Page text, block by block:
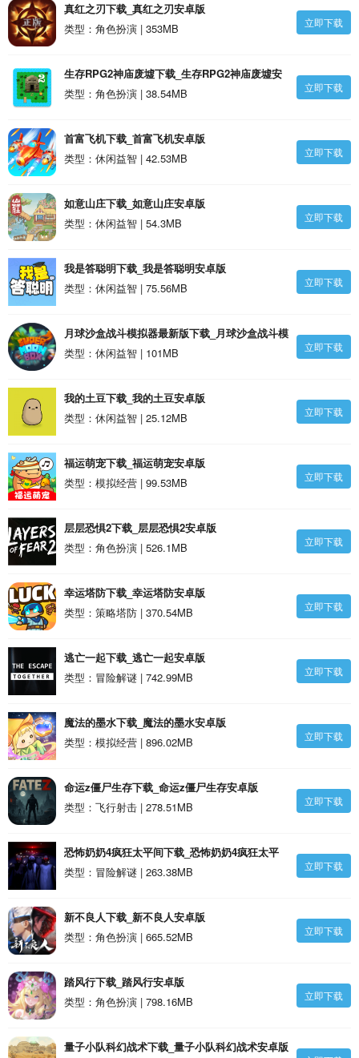
真红之刃下载_真红之刃安卓版
类型：角色扮演 | 353MB
立即下载
生存RPG2神庙废墟下载_生存RPG2神庙废墟安
卓版
类型：角色扮演 | 38.54MB 立即下载
首富飞机下载_首富飞机安卓版
类型：休闲益智 | 42.53MB
立即下载
如意山庄下载_如意山庄安卓版
类型：休闲益智 | 54.3MB
立即下载
我是答聪明下载_我是答聪明安卓版
类型：休闲益智 | 75.56MB
立即下载
月球沙盒战斗模拟器最新版下载_月球沙盒战斗模
拟器最新版安卓版
类型：休闲益智 | 101MB 立即下载
我的土豆下载_我的土豆安卓版
类型：休闲益智 | 25.12MB
立即下载
福运萌宠下载_福运萌宠安卓版
类型：模拟经营 | 99.53MB
立即下载
层层恐惧2下载_层层恐惧2安卓版
类型：角色扮演 | 526.1MB
立即下载
幸运塔防下载_幸运塔防安卓版
类型：策略塔防 | 370.54MB
立即下载
逃亡一起下载_逃亡一起安卓版
类型：冒险解谜 | 742.99MB
立即下载
魔法的墨水下载_魔法的墨水安卓版
类型：模拟经营 | 896.02MB
立即下载
命运z僵尸生存下载_命运z僵尸生存安卓版
类型：飞行射击 | 278.51MB
立即下载
恐怖奶奶4疯狂太平间下载_恐怖奶奶4疯狂太平
间安卓版
类型：冒险解谜 | 263.38MB 立即下载
新不良人下载_新不良人安卓版
类型：角色扮演 | 665.52MB
立即下载
踏风行下载_踏风行安卓版
类型：角色扮演 | 798.16MB
立即下载
量子小队科幻战术下载_量子小队科幻战术安卓版